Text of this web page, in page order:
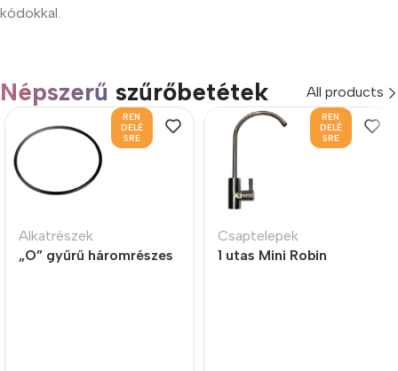
kódokkal.
Népszerű szűrőbetétek All products
REN
DELÉ
SRE
Alkatrészek
„O” gyűrű háromrészes
REN
DELÉ
SRE
Csaptelepek
1 utas Mini Robin